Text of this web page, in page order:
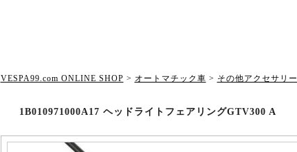
VESPA99.com ONLINE SHOP > オートマチック車 > その他アクセサリー
1B010971000A17 ヘッドライトフェアリングGTV300 A